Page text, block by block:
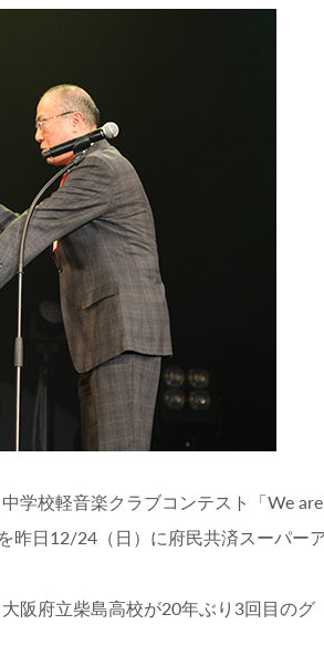
学校軽音楽クラブコンテスト「We are
昨日12/24（日）に府民共済スーパー
阪府立柴島高校が20年ぶり3回目のグ